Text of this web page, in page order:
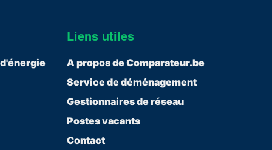
Liens utiles
A propos de Comparateur.be
Service de déménagement
Gestionnaires de réseau
Postes vacants
Contact